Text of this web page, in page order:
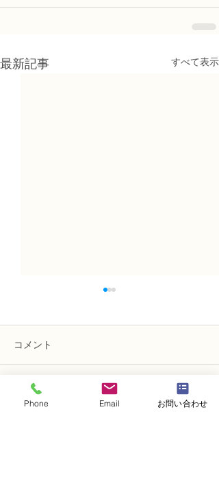
最新記事 すべて表示
NFDフラワーデザイナー
コメント
コメントを追加…
Phone Email お問い合わせ